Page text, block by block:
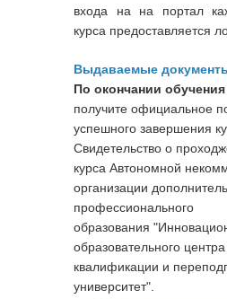
входа на на портал
курса предоставляется
Выдаваемые
По окончании обучения
получите официальное
успешного завершения
Свидетельство о
курса Автономной
организации
профессионального
образования
образовательного
квалификации и
университет".